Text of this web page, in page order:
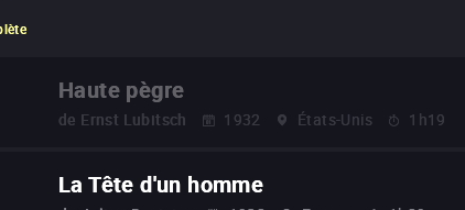
Haute pègre
de Ernst Lubitsch 1932 États-Unis 1h19
La Tête d'un homme